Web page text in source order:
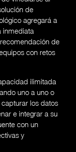
de
agregará a
inmediata
de
con retos
ilimitada
uno a uno o
los datos
e integrar a su
con un
y